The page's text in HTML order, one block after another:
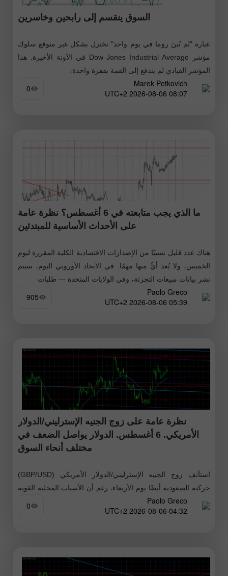
السوق ينقسم إلى رابحين وخاسرين
عبارة "لم تُبنَ روما في يوم واحد" تختزل بشكل غير متوقع سلوك
مؤشر Dow Jones Industrial Average في الآونة الأخيرة. هذا
المؤشر القيادي لم يندفع إلى القمة بقفزة واحدة،
Marek Petkovich
08:07 2026-08-06 UTC+2
0
ما الذي يجب متابعته في 6 أغسطس؟ نظرة عامة
على الأحداث الأساسية للمبتدئين
هناك عدد قليل نسبيًا من الإصدارات الاقتصادية الكلية المقررة ليوم
الخميس، ولا يُعد أيٌّ منها مهمًا. في الاتحاد الأوروبي اليوم، سيتم
نشر بيانات مبيعات التجزئة، وفي الولايات المتحدة — طلبات
Paolo Greco
05:39 2026-08-06 UTC+2
905
نظرة عامة على زوج الجنيه الإسترليني/الدولار
الأمريكي. 6 أغسطس. الدولار يواصل الضعف في
مختلف أنحاء السوق
استأنف زوج الجنيه الإسترليني/الدولار الأمريكي (GBP/USD)
حركته الصعودية أيضًا يوم الأربعاء، رغم أن الأسباب المحلية القوية
وراء ذلك كانت محدودة. نود أن نؤكد مجددًا أننا لا نرى أن هبوط
Paolo Greco
04:32 2026-08-06 UTC+2
0